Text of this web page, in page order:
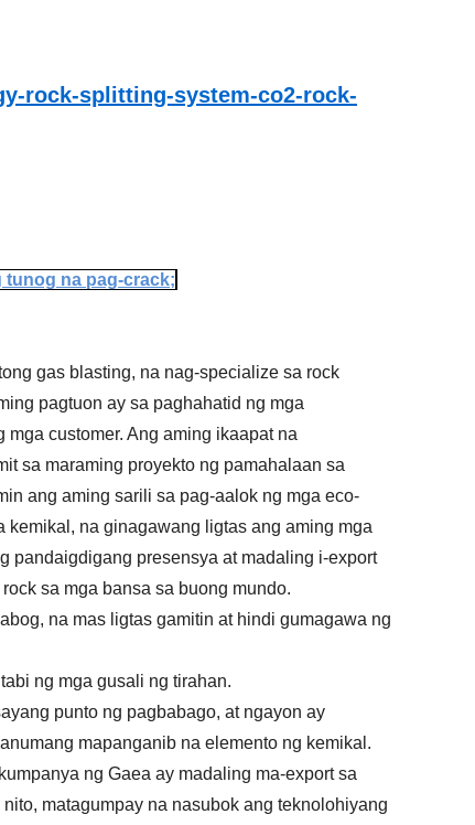
rock-splitting-system-co2-rock-
tunog na pag-crack;
gas blasting, na nag-specialize sa rock
pagtuon ay sa paghahatid ng mga
customer. Ang aming ikaapat na
sa maraming proyekto ng pamahalaan sa
ang aming sarili sa pag-aalok ng mga eco-
na ginagawang ligtas ang aming mga
pandaigdigang presensya at madaling i-export
sa mga bansa sa buong mundo.
na mas ligtas gamitin at hindi gumagawa ng
ng mga gusali ng tirahan.
punto ng pagbabago, at ngayon ay
mapanganib na elemento ng kemikal.
ng Gaea ay madaling ma-export sa
matagumpay na nasubok ang teknolohiyang